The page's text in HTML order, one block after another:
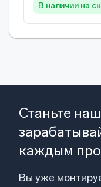
В наличии на
Станьте
каждым
Вы уже